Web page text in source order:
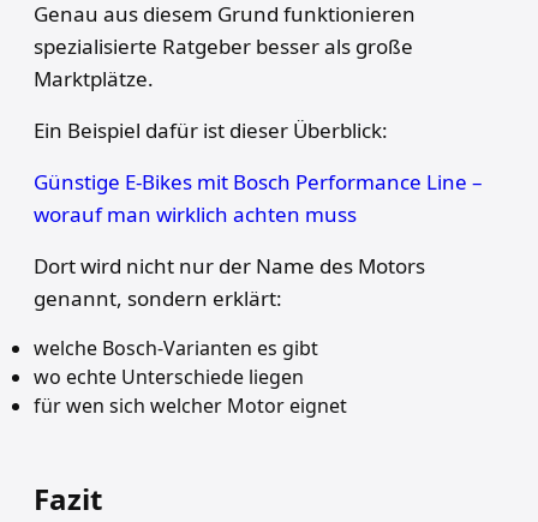
Genau aus diesem Grund funktionieren
spezialisierte Ratgeber besser als große
Marktplätze.
Ein Beispiel dafür ist dieser Überblick:
Günstige E-Bikes mit Bosch Performance Line –
worauf man wirklich achten muss
Dort wird nicht nur der Name des Motors
genannt, sondern erklärt:
welche Bosch-Varianten es gibt
wo echte Unterschiede liegen
für wen sich welcher Motor eignet
Fazit